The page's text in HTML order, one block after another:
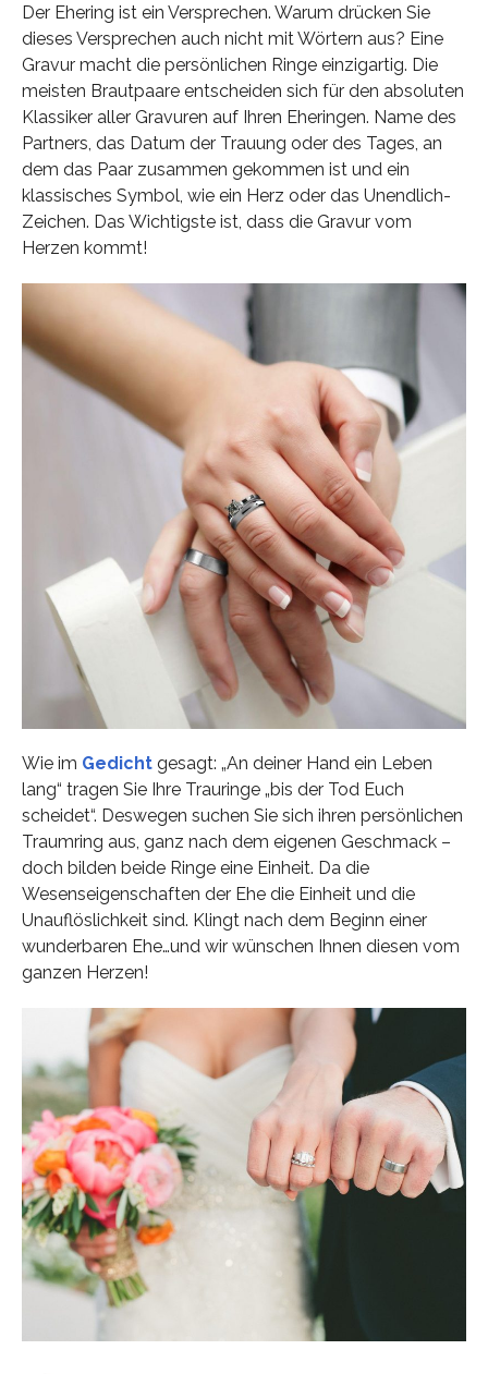
Der Ehering ist ein Versprechen. Warum drücken Sie
dieses Versprechen auch nicht mit Wörtern aus? Eine
Gravur macht die persönlichen Ringe einzigartig. Die
meisten Brautpaare entscheiden sich für den absoluten
Klassiker aller Gravuren auf Ihren Eheringen. Name des
Partners, das Datum der Trauung oder des Tages, an
dem das Paar zusammen gekommen ist und ein
klassisches Symbol, wie ein Herz oder das Unendlich-
Zeichen. Das Wichtigste ist, dass die Gravur vom
Herzen kommt!
Wie im Gedichtgesagt: „An deiner Hand ein Leben
lang“ tragen Sie Ihre Trauringe „bis der Tod Euch
scheidet“. Deswegen suchen Sie sich ihren persönlichen
Traumring aus, ganz nach dem eigenen Geschmack –
doch bilden beide Ringe eine Einheit. Da die
Wesenseigenschaften der Ehe die Einheit und die
Unauflöslichkeit sind. Klingt nach dem Beginn einer
wunderbaren Ehe…und wir wünschen Ihnen diesen vom
ganzen Herzen!